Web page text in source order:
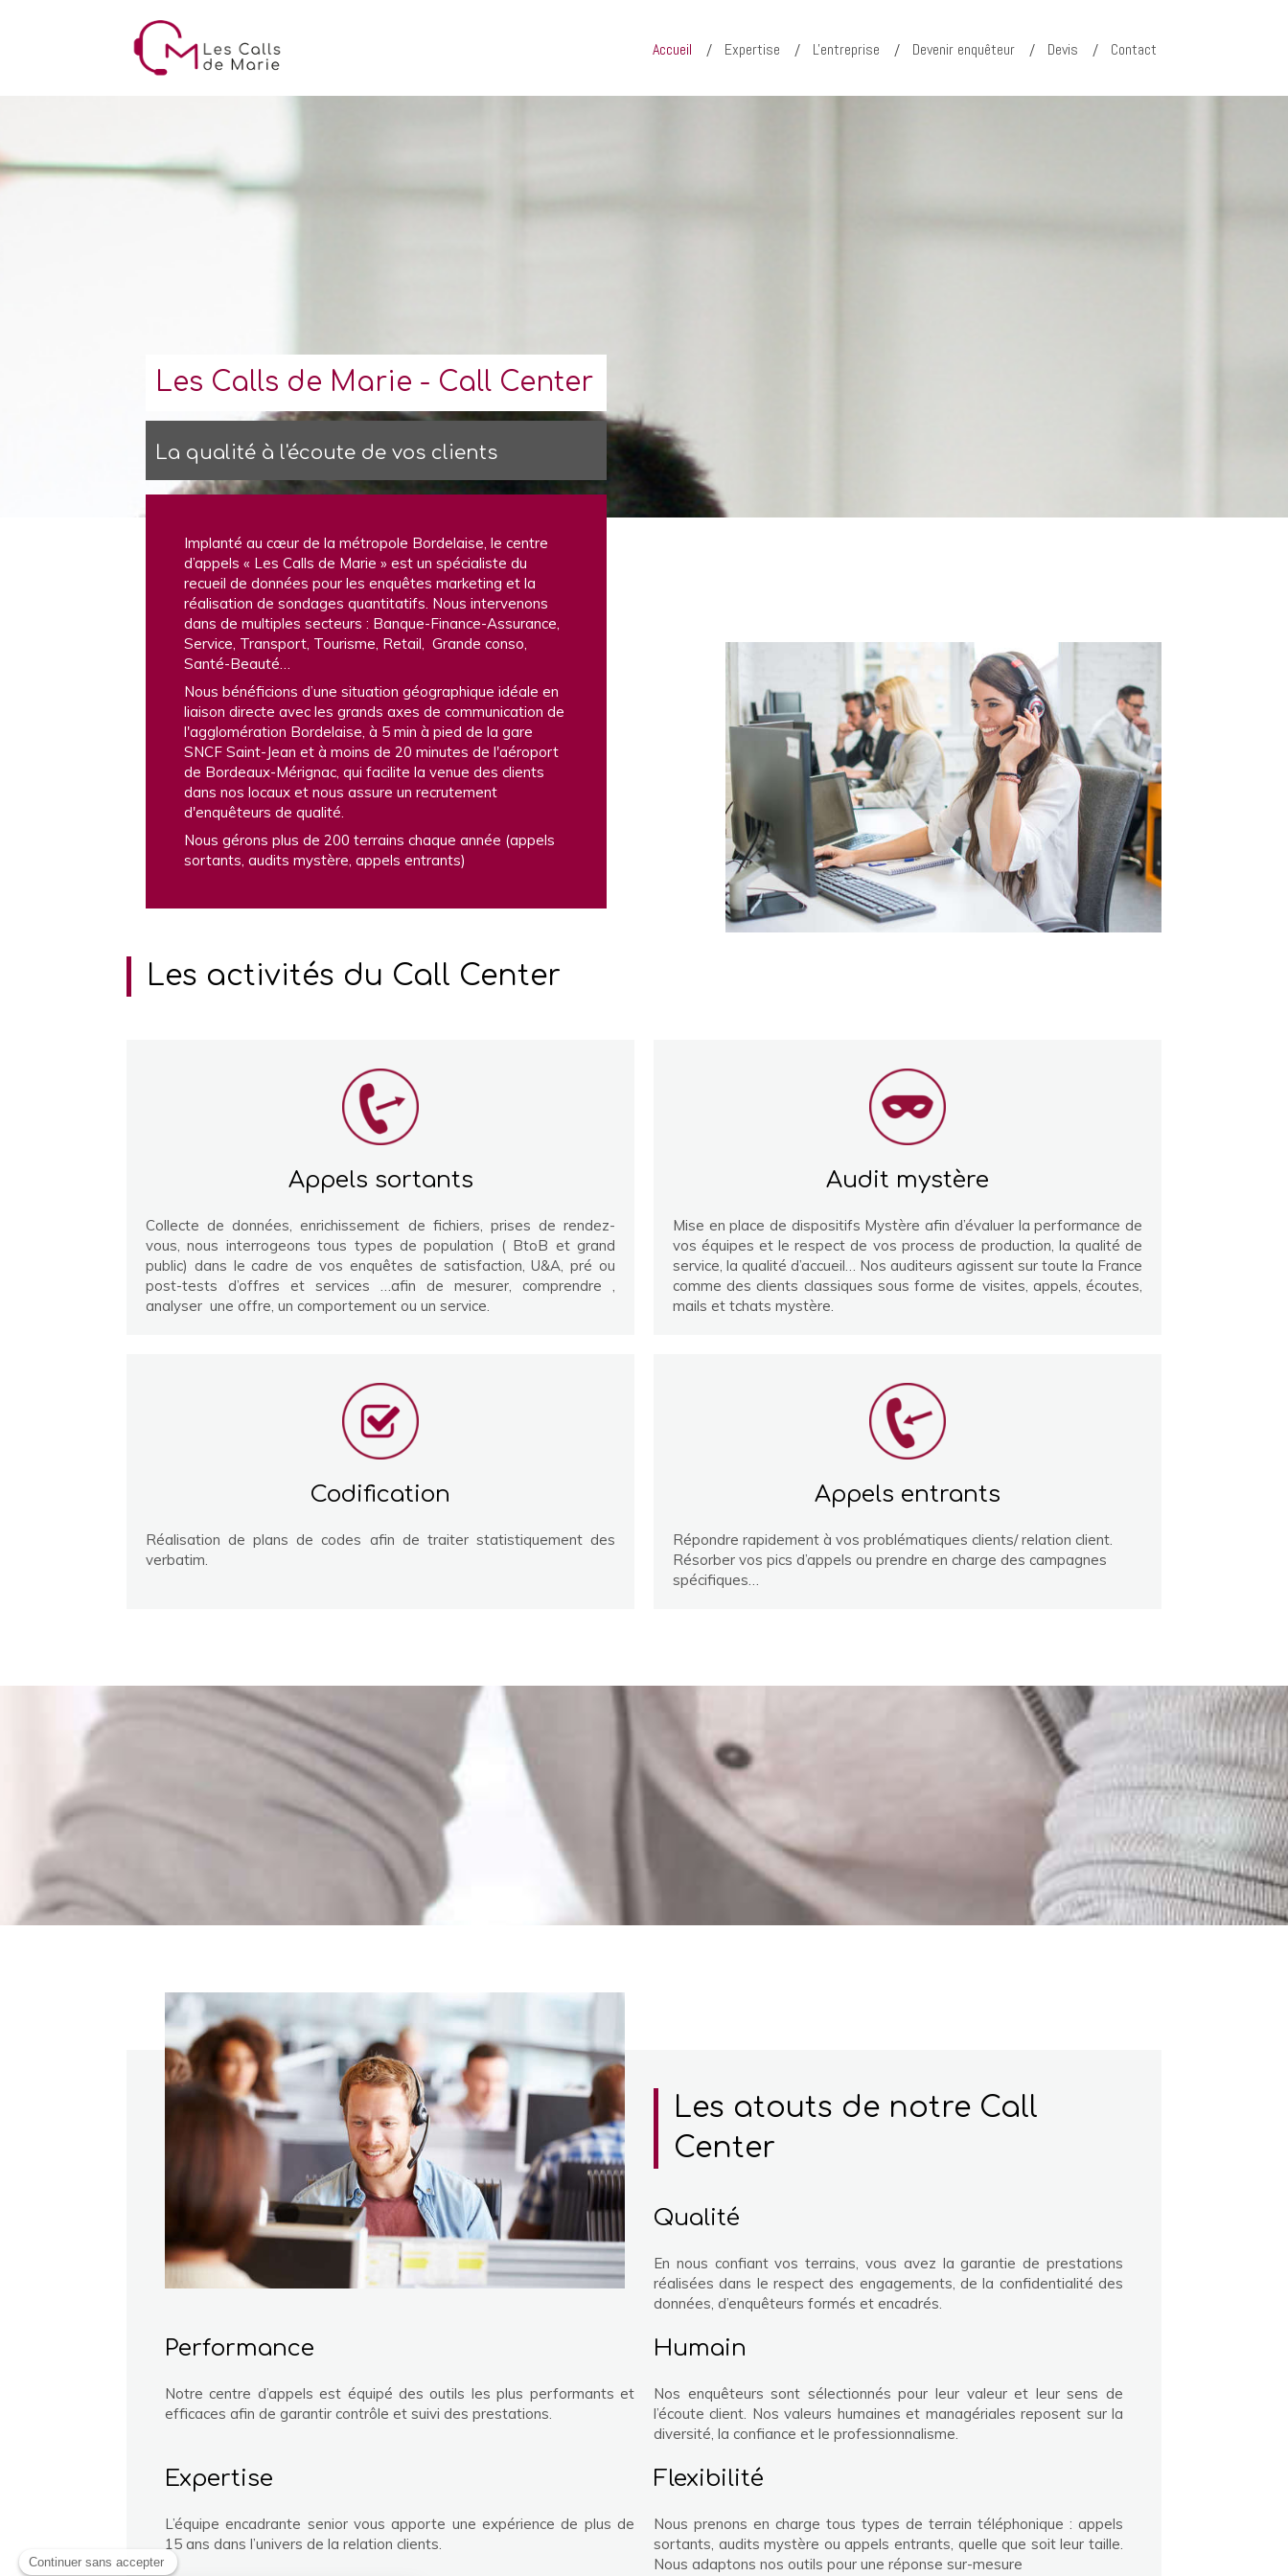
Accueil Expertise L'entreprise Devenir enquêteur Devis Contact
Les Calls de Marie - Call Center
La qualité à l'écoute de vos clients
Implanté au cœur de la métropole Bordelaise, le centre
d’appels « Les Calls de Marie » est un spécialiste du
recueil de données pour les enquêtes marketing et la
réalisation de sondages quantitatifs. Nous intervenons
dans de multiples secteurs : Banque-Finance-Assurance,
Service, Transport, Tourisme, Retail, Grande conso,
Santé-Beauté…
Nous bénéficions d’une situation géographique idéale en
liaison directe avec les grands axes de communication de
l'agglomération Bordelaise, à 5 min à pied de la gare
SNCF Saint-Jean et à moins de 20 minutes de l'aéroport
de Bordeaux-Mérignac, qui facilite la venue des clients
dans nos locaux et nous assure un recrutement
d'enquêteurs de qualité.
Nous gérons plus de 200 terrains chaque année (appels
sortants, audits mystère, appels entrants)
Les activités du Call Center
Appels sortants
Collecte de données, enrichissement de fichiers, prises de rendez-
vous, nous interrogeons tous types de population ( BtoB et grand
public) dans le cadre de vos enquêtes de satisfaction, U&A, pré ou
post-tests d’offres et services …afin de mesurer, comprendre ,
analyser une offre, un comportement ou un service.
Audit mystère
Mise en place de dispositifs Mystère afin d’évaluer la performance de
vos équipes et le respect de vos process de production, la qualité de
service, la qualité d’accueil… Nos auditeurs agissent sur toute la France
comme des clients classiques sous forme de visites, appels, écoutes,
mails et tchats mystère.
Codification
Réalisation de plans de codes afin de traiter statistiquement des
verbatim.
Appels entrants
Répondre rapidement à vos problématiques clients/ relation client.
Résorber vos pics d’appels ou prendre en charge des campagnes
spécifiques…
Les atouts de notre Call
Center
Qualité
En nous confiant vos terrains, vous avez la garantie de prestations
réalisées dans le respect des engagements, de la confidentialité des
données, d’enquêteurs formés et encadrés.
Performance
Notre centre d’appels est équipé des outils les plus performants et
efficaces afin de garantir contrôle et suivi des prestations.
Humain
Nos enquêteurs sont sélectionnés pour leur valeur et leur sens de
l’écoute client. Nos valeurs humaines et managériales reposent sur la
diversité, la confiance et le professionnalisme.
Expertise
L’équipe encadrante senior vous apporte une expérience de plus de
15 ans dans l’univers de la relation clients.
Flexibilité
Nous prenons en charge tous types de terrain téléphonique : appels
sortants, audits mystère ou appels entrants, quelle que soit leur taille.
Nous adaptons nos outils pour une réponse sur-mesure